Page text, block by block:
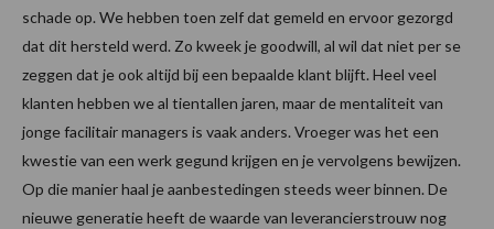
schade op. We hebben toen zelf dat gemeld en ervoor gezorgd
dat dit hersteld werd. Zo kweek je goodwill, al wil dat niet per se
zeggen dat je ook altijd bij een bepaalde klant blijft. Heel veel
klanten hebben we al tientallen jaren, maar de mentaliteit van
jonge facilitair managers is vaak anders. Vroeger was het een
kwestie van een werk gegund krijgen en je vervolgens bewijzen.
Op die manier haal je aanbestedingen steeds weer binnen. De
nieuwe generatie heeft de waarde van leverancierstrouw nog